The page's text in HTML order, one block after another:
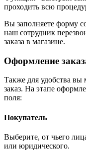
проходить всю
Вы заполняете форму
наш сотрудник
заказа в магазине.
Оформление
Также для удобства вы
заказ. На этапе
поля:
Покупатель
Выберите, от чьего
или юридического.